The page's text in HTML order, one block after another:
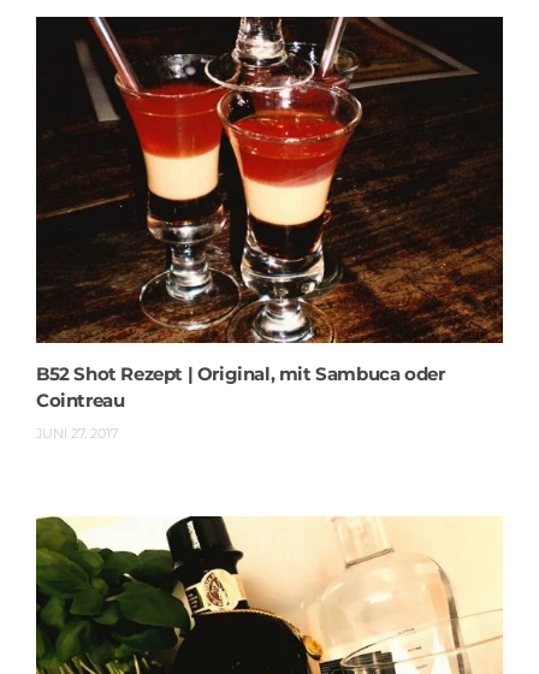
B52 Shot Rezept | Original, mit Sambuca oder
Cointreau
JUNI 27, 2017